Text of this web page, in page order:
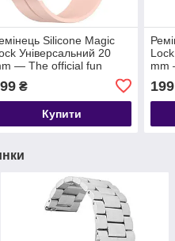
Silicone Magic
Універсальний 20
— The official fun
₴
Купити
mm
199